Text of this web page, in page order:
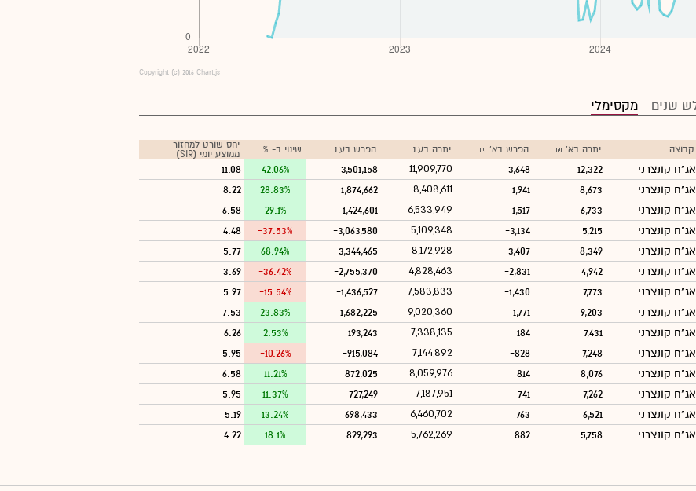
Copyright (c) 2016 Chart.js
שנים מקסימלי
קבוצה יתרה בא' ₪ הפרש בא' ₪ יתרה בע.נ. הפרש בע.נ. שינוי ב- %
יחס שורט למחזור
ממוצע יומי (SIR)
אג"ח קונצרני 12,322
3,648
11,909,770
3,501,158
42.06%
11.08
אג"ח קונצרני 8,673
1,941
8,408,611
1,874,662
28.83%
8.22
אג"ח קונצרני 6,733
1,517
6,533,949
1,424,601
29.1%
6.58
אג"ח קונצרני 5,215
-3,134
5,109,348
-3,063,580
-37.53%
4.48
אג"ח קונצרני 8,349
3,407
8,172,928
3,344,465
68.94%
5.77
אג"ח קונצרני 4,942
-2,831
4,828,463
-2,755,370
-36.42%
3.69
אג"ח קונצרני 7,773
-1,430
7,583,833
-1,436,527
-15.54%
5.97
אג"ח קונצרני 9,203
1,771
9,020,360
1,682,225
23.83%
7.53
אג"ח קונצרני 7,431
184
7,338,135
193,243
2.53%
6.26
אג"ח קונצרני 7,248
-828
7,144,892
-915,084
-10.26%
5.95
אג"ח קונצרני 8,076
814
8,059,976
872,025
11.21%
6.58
אג"ח קונצרני 7,262
741
7,187,951
727,249
11.37%
5.95
אג"ח קונצרני 6,521
763
6,460,702
698,433
13.24%
5.19
אג"ח קונצרני 5,758
882
5,762,269
829,293
18.1%
4.22